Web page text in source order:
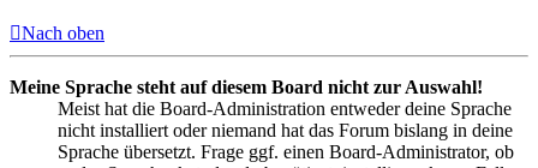
Nach oben
Meine Sprache steht auf diesem Board nicht zur Auswahl!
Meist hat die Board-Administration entweder deine Sprache
nicht installiert oder niemand hat das Forum bislang in deine
Sprache übersetzt. Frage ggf. einen Board-Administrator, ob